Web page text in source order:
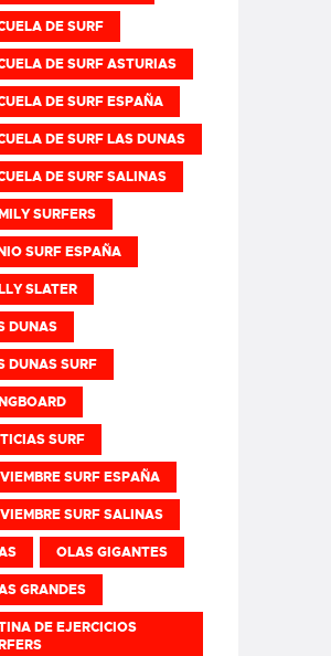
DE SURF
DE SURF ASTURIAS
DE SURF ESPAÑA
DE SURF LAS DUNAS
DE SURF SALINAS
SURFERS
SURF ESPAÑA
SLATER
DUNAS
DUNAS SURF
SURF
SURF ESPAÑA
SURF SALINAS
OLAS GIGANTES
GRANDES
DE EJERCICIOS